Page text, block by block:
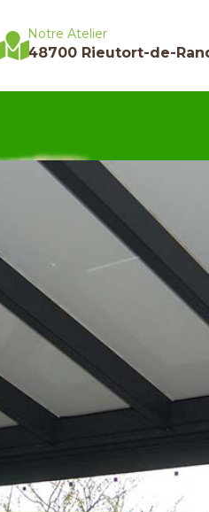
Notre Atelier
48700 Rieutort-de-